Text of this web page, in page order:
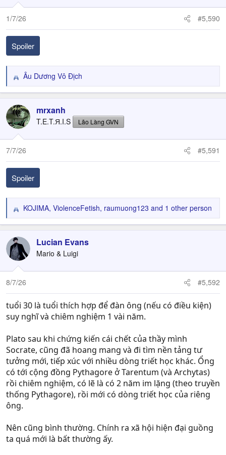
1/7/26 #5,590
Spoiler
R
e
c
t
i
o
n
:
Âu Dương Vô Địch
mrxanh
T.E.T.Я.I.S Lão Làng GVN
7/7/26 #5,591
Spoiler
R
e
c
t
i
o
n
KOJIMA, ViolenceFetish, raumuong123 and 1 other person
Lucian Evans
Mario & Luigi
8/7/26 #5,592
tuổi 30 là tuổi thích hợp để đàn ông (nếu có điều kiện)
suy nghĩ và chiêm nghiệm 1 vài năm.
Plato sau khi chứng kiến cái chết của thầy mình
Socrate, cũng đã hoang mang và đi tìm nền tảng tư
tưởng mới, tiếp xúc với nhiều dòng triết học khác. Ổng
có tới cộng đồng Pythagore ở Tarentum (và Archytas)
rồi chiêm nghiệm, có lẽ là có 2 năm im lặng (theo truyền
thống Pythagore), rồi mới có dòng triết học của riêng
ông.
Nên cũng bình thường. Chính ra xã hội hiện đại guồng
ta quá mới là bất thường ấy.